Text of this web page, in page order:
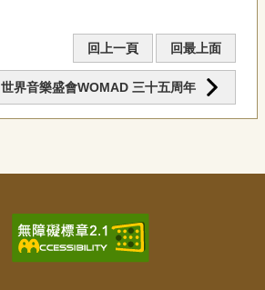
回上一頁 回最上面
世界音樂盛會WOMAD 三十五周年